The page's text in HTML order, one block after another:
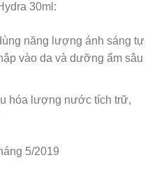
30ml:
năng lượng ánh sáng tự
vào da và dưỡng ẩm sâu
hóa lượng nước tích trữ,
5/2019